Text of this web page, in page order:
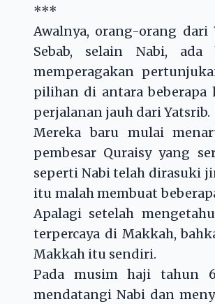
***
Awalnya, orang-orang
Sebab, selain Nabi,
memperagakan
pilihan di antara beberapa
perjalanan jauh dari Yatsrib.
Mereka baru mulai
pembesar Quraisy yang
seperti Nabi telah dirasuki
itu malah membuat
Apalagi setelah
terpercaya di Makkah,
Makkah itu sendiri.
Pada musim haji tahun
mendatangi Nabi dan